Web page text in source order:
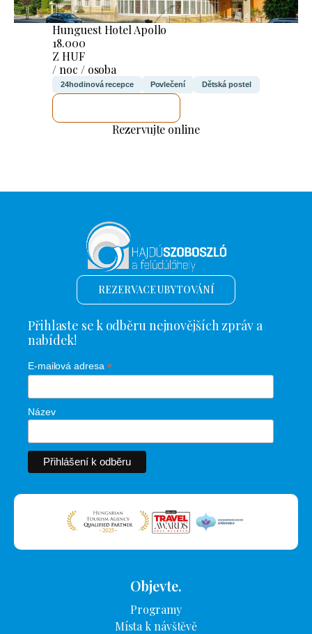
Hunguest Hotel Apollo
18.000
Z HUF
/ noc / osoba
24hodinová recepce Povlečení Dětská postel
Rezervujte online
REZERVACE UBYTOVÁNÍ
Přihlaste se k odběru nejnovějších zpráv a
nabídek!
E-mailová adresa*
Název
Objevte.
Programy
Místa k návštěvě